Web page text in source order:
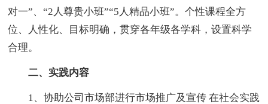
对一”、“2人尊贵小班”“5人精品小班”。个性课程全方
位、人性化、目标明确，贯穿各年级各学科，设置科学
合理。
二、实践内容
1、协助公司市场部进行市场推广及宣传 在社会实践